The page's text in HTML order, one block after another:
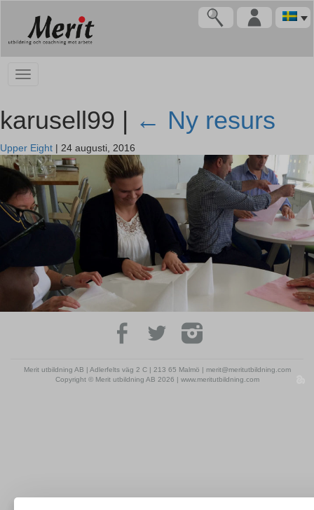
karusell99 | ← Ny resurs
Upper Eight | 24 augusti, 2016
Merit utbildning AB | Adlerfelts väg 2 C | 213 65 Malmö | merit@meritutbildning.com
Copyright © Merit utbildning AB 2026 | www.meritutbildning.com